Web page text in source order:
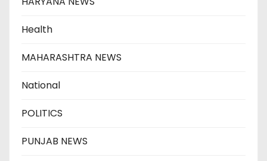
Health
MAHARASHTRA NEWS
National
POLITICS
PUNJAB NEWS